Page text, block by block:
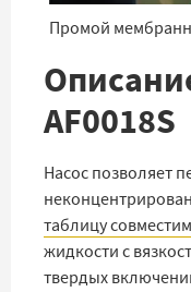
Промой
AF0018S
Насос позволяет
таблицу
жидкости с
твердых